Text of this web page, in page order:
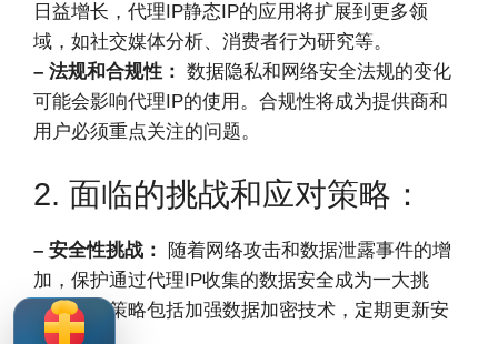
日益增长，代理IP静态IP的应用将扩展到更多领
域，如社交媒体分析、消费者行为研究等。
– 法规和合规性： 数据隐私和网络安全法规的变化
可能会影响代理IP的使用。合规性将成为提供商和
用户必须重点关注的问题。
2. 面临的挑战和应对策略：
– 安全性挑战：
随着网络攻击和数据泄露事件的增
加，保护通过代理IP收集的数据安全成为一大挑
战。应对策略包括加强数据加密技术，定期更新安
全协议。